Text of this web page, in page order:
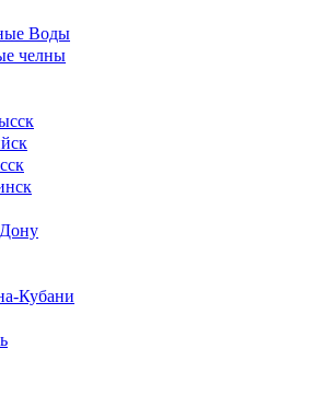
Воды
челны
Кубани